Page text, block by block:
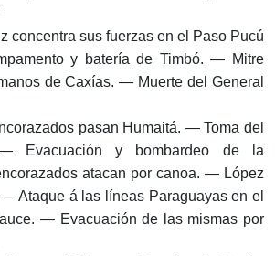
concentra sus fuerzas en el Paso Pucú
y batería de Timbó. — Mitre
de Caxías. — Muerte del General
pasan Humaitá. — Toma del
Evacuación y bombardeo de la
atacan por canoa. — López
Ataque á las líneas Paraguayas en el
— Evacuación de las mismas por